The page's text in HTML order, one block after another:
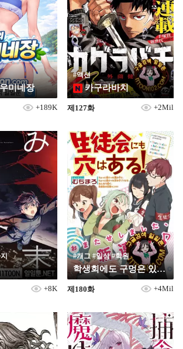
미네장
+189K
#액션
카구라바치
제127화 +2Mil
+8K
#개그 #일상 #학원
학생회에도 구멍은 있다!
제180화 +4Mil